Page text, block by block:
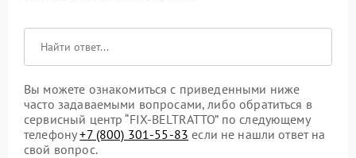
Вы можете ознакомиться с приведенными ниже
часто задаваемыми вопросами, либо обратиться в
сервисный центр “FIX-BELTRATTO” по следующему
телефону+7 (800) 301-55-83 если не нашли ответ на
свой вопрос.